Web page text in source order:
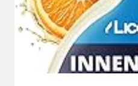
FAHRRAD